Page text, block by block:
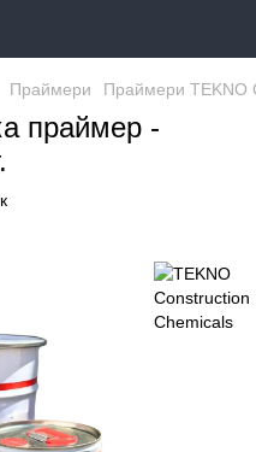
Праймери Праймери TEKNO
праймер -